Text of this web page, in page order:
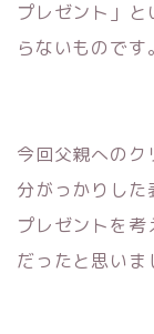
プレゼント」
らないものです。
今回父親へのク
分がっかりし
プレゼントを
だったと思いま